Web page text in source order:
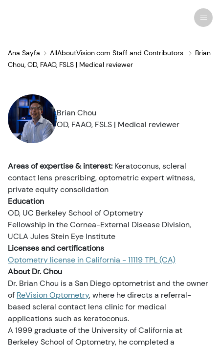
Tüm Göz Hastalıkları
Bilgisayar Görme Sendromu
Enfeksiyonlar ve Alerjiler
Göz Yaralanmaları
Belirtiler
Kozmetik
Göz Doktorları
Göz Damlası
Göz Muayenesi
Görme Sağlığı
Güvenlik
Göz Testleri
Ebeveynler ve Çocuklar
İlaçlar & Tıbbi Ürünler
Görme Terapisi
Görme Ameliyatı
Kontakt Lensler
Güneş gözlüğü
Uzmanlık
Bakım
Haberler
İnfografikler
Quizler
Videolar
Göz Bakımı
Tedaviler ve Ameliyatlar
Gözlük
Kaynaklar
Ana Sayfa AllAboutVision.com Staff and Contributors
Brian
Chou, OD, FAAO, FSLS | Medical reviewer
Brian Chou
OD, FAAO, FSLS | Medical reviewer
Areas of expertise & interest: Keratoconus, scleral
contact lens prescribing, optometric expert witness,
private equity consolidation
Education
OD, UC Berkeley School of Optometry
Fellowship in the Cornea-External Disease Division,
UCLA Jules Stein Eye Institute
Licenses and certifications
Optometry license in California - 11119 TPL (CA)
About Dr. Chou
Dr. Brian Chou is a San Diego optometrist and the owner
of ReVision Optometry, where he directs a referral-
based scleral contact lens clinic for medical
applications such as keratoconus.
A 1999 graduate of the University of California at
Berkeley School of Optometry, he completed a